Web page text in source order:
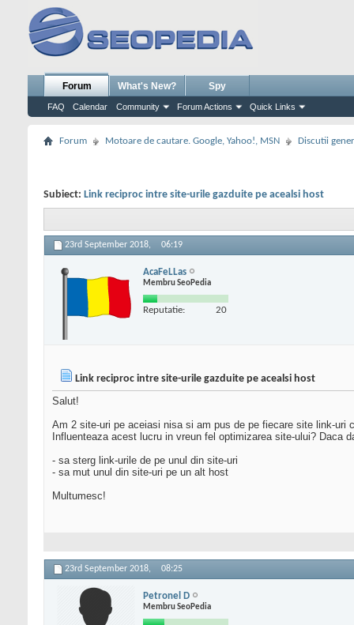
Forum
FAQ Calendar Community Forum Actions Quick Links
What's New? Spy
Forum Motoare de cautare. Google, Yahoo!, MSN Discutii
Subiect: Link reciproc intre site-urile gazduite pe acealsi host
23rd September 2018, 06:19
AcaFeLLas
Membru SeoPedia
Reputatie: 20
Link reciproc intre site-urile gazduite pe acealsi host
Salut!
Am 2 site-uri pe aceiasi nisa si am pus de pe fiecare site link-
Influenteaza acest lucru in vreun fel optimizarea site-ului? Daca
- sa sterg link-urile de pe unul din site-uri
- sa mut unul din site-uri pe un alt host
Multumesc!
23rd September 2018, 08:25
Petronel D
Membru SeoPedia